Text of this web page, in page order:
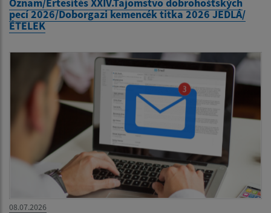
pecí 2026/Doborgazi kemencék titka 2026 JEDLÁ/
ÉTELEK
08.07.2026